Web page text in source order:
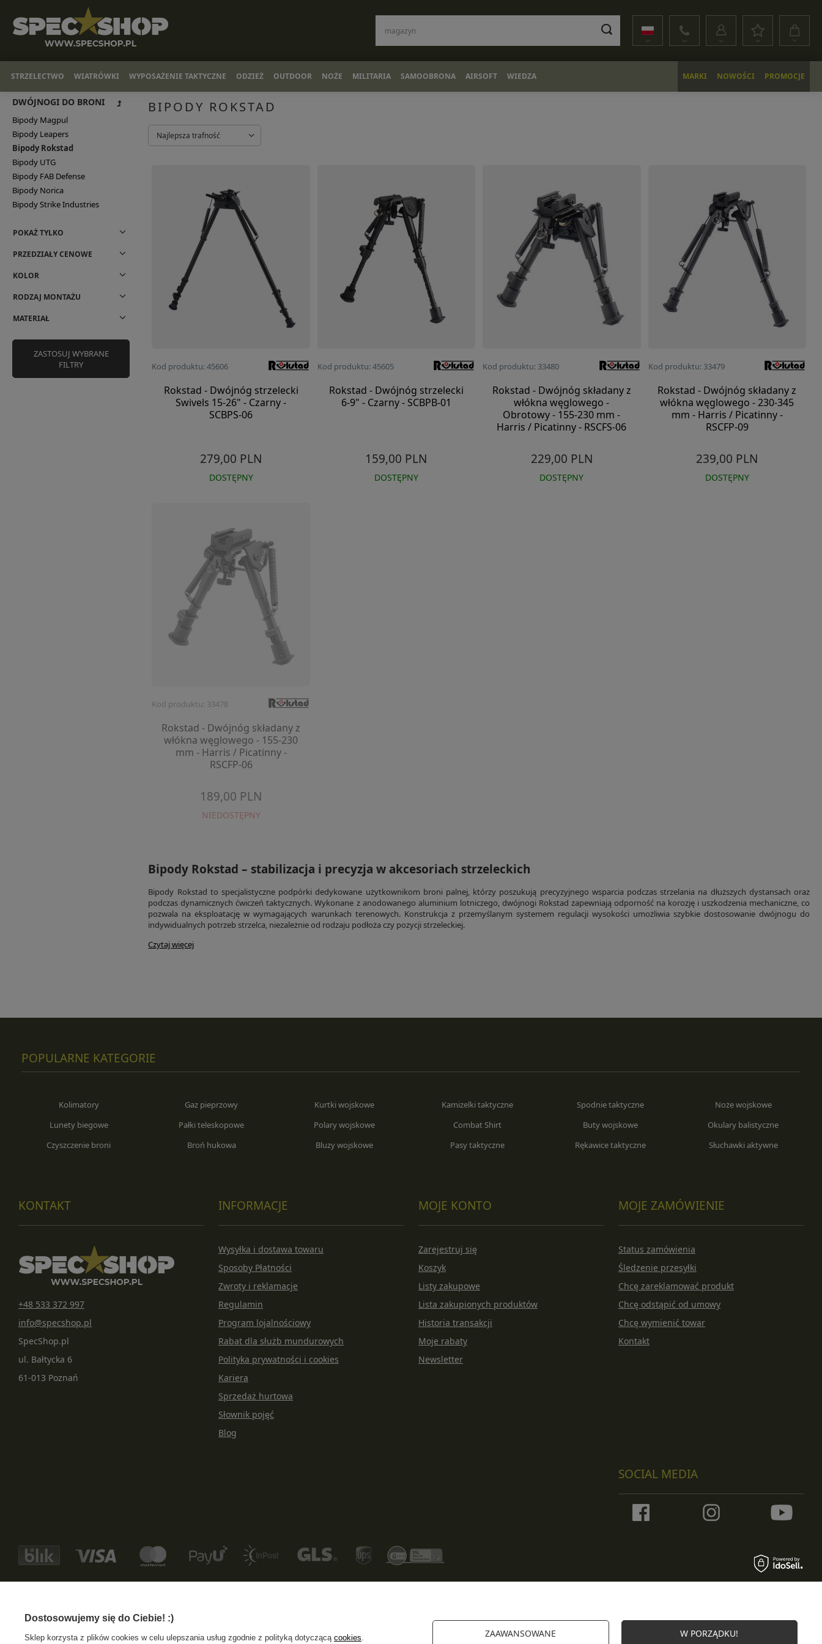
STRZELECTWO WIATRÓWKI WYPOSAŻENIE TAKTYCZNE ODZIEŻ OUTDOOR NOŻE MILITARIA SAMOOBRONA AIRSOFT WIEDZA MARKI NOWOŚCI PROMOCJE
DWÓJNOGI DO BRONI
Bipody Magpul
Bipody Leapers
Bipody Rokstad
Bipody UTG
Bipody FAB Defense
Bipody Norica
Bipody Strike Industries
POKAŻ TYLKO
PRZEDZIAŁY CENOWE
KOLOR
RODZAJ MONTAŻU
MATERIAŁ
ZASTOSUJ WYBRANE
FILTRY
BIPODY ROKSTAD
Najlepsza trafność
Kod produktu: 45606
Rokstad - Dwójnóg strzelecki
Swivels 15-26" - Czarny -
SCBPS-06
279,00 PLN
DOSTĘPNY
Kod produktu: 45605
Rokstad - Dwójnóg strzelecki
6-9" - Czarny - SCBPB-01
159,00 PLN
DOSTĘPNY
Kod produktu: 33480
Rokstad - Dwójnóg składany z
włókna węglowego -
Obrotowy - 155-230 mm -
Harris / Picatinny - RSCFS-06
229,00 PLN
DOSTĘPNY
Kod produktu: 33479
Rokstad - Dwójnóg składany z
włókna węglowego - 230-345
mm - Harris / Picatinny -
RSCFP-09
239,00 PLN
DOSTĘPNY
Kod produktu: 33478
Rokstad - Dwójnóg składany z
włókna węglowego - 155-230
mm - Harris / Picatinny -
RSCFP-06
189,00 PLN
NIEDOSTĘPNY
Bipody Rokstad – stabilizacja i precyzja w akcesoriach strzeleckich
Bipody Rokstad to specjalistyczne podpórki dedykowane użytkownikom broni palnej, którzy poszukują precyzyjnego wsparcia podczas strzelania na dłuższych dystansach oraz
podczas dynamicznych ćwiczeń taktycznych. Wykonane z anodowanego aluminium lotniczego, dwójnogi Rokstad zapewniają odporność na korozję i uszkodzenia mechaniczne, co
pozwala na eksploatację w wymagających warunkach terenowych. Konstrukcja z przemyślanym systemem regulacji wysokości umożliwia szybkie dostosowanie dwójnogu do
indywidualnych potrzeb strzelca, niezależnie od rodzaju podłoża czy pozycji strzeleckiej.
Czytaj więcej
POPULARNE KATEGORIE
Kolimatory
Lunety biegowe
Czyszczenie broni
Gaz pieprzowy
Pałki teleskopowe
Broń hukowa
Kurtki wojskowe
Polary wojskowe
Bluzy wojskowe
Kamizelki taktyczne
Combat Shirt
Pasy taktyczne
Spodnie taktyczne
Buty wojskowe
Rękawice taktyczne
Noże wojskowe
Okulary balistyczne
Słuchawki aktywne
MOJE ZAMÓWIENIE
Status zamówienia
Śledzenie przesyłki
Chcę zareklamować produkt
Chcę odstąpić od umowy
Chcę wymienić towar
Kontakt
MOJE KONTO
Zarejestruj się
Koszyk
Listy zakupowe
Lista zakupionych produktów
Historia transakcji
Moje rabaty
Newsletter
KONTAKT
+48 533 372 997
info@specshop.pl
SpecShop.pl
ul. Bałtycka 6
61-013 Poznań
INFORMACJE
Wysyłka i dostawa towaru
Sposoby Płatności
Zwroty i reklamacje
Regulamin
Program lojalnościowy
Rabat dla służb mundurowych
Polityka prywatności i cookies
Kariera
Sprzedaż hurtowa
Słownik pojęć
Blog
SOCIAL MEDIA
W sklepie prezentujemy ceny brutto (z VAT).Stawki VAT dla konsumentów z kraju:Polska.
Dostosowujemy się do Ciebie! :)
Sklep korzysta z plików cookies w celu ulepszania usług zgodnie z polityką dotyczącą cookies ZAAWANSOWANE W PORZĄDKU!